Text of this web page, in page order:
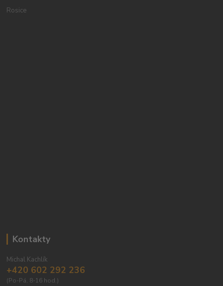
Rosice
Kontakty
Michal Kachlík
+420 602 292 236
(Po-Pá, 8-16 hod.)